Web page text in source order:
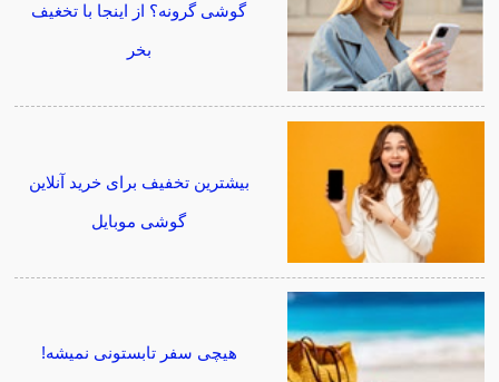
گوشی گرونه؟ از اینجا با تخغیف
بخر
بیشترین تخفیف برای خرید آنلاین
گوشی موبایل
هیچی سفر تابستونی نمیشه!